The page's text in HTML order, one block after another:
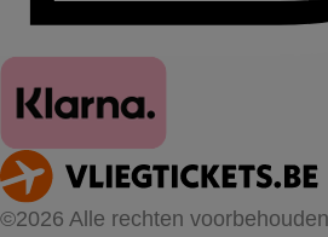
©2026 Alle rechten